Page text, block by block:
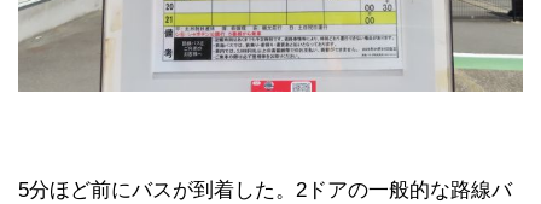
5分ほど前にバスが到着した。2ドアの一般的な路線バ